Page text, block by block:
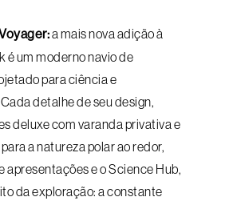
a mais nova adição à
é um moderno navio de
para ciência e
detalhe de seu design,
deluxe com varanda privativa e
a natureza polar ao redor,
apresentações e o Science Hub,
da exploração: a constante